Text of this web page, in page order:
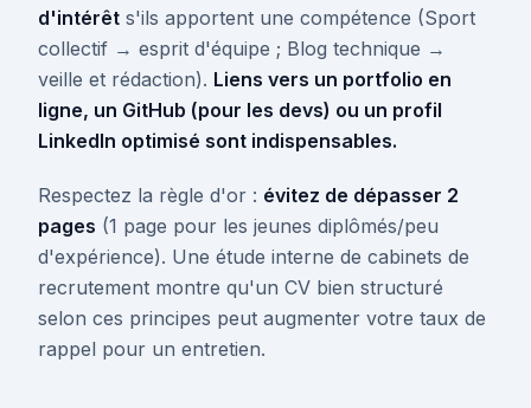
d'intérêt s'ils apportent une compétence (Sport
collectif → esprit d'équipe ; Blog technique →
veille et rédaction). Liens vers un portfolio en
ligne, un GitHub (pour les devs) ou un profil
LinkedIn optimisé sont indispensables.
Respectez la règle d'or : évitez de dépasser 2
pages (1 page pour les jeunes diplômés/peu
d'expérience). Une étude interne de cabinets de
recrutement montre qu'un CV bien structuré
selon ces principes peut augmenter votre taux de
rappel pour un entretien.